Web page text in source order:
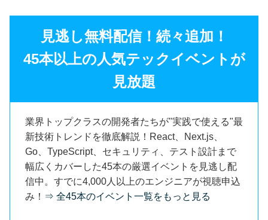
見逃し無料配信！続々追加！
45本以上の人気テックイベントが
見放題
業界トップクラスの開発者たちが"実践で使える"最
新技術トレンドを徹底解説！React、Next.js、
Go、TypeScript、セキュリティ、テスト設計まで
幅広くカバーした45本の厳選イベントを見逃し配
信中。すでに4,000人以上のエンジニアが視聴申込
み！ ⇒ 全45本のイベント一覧をもっと見る